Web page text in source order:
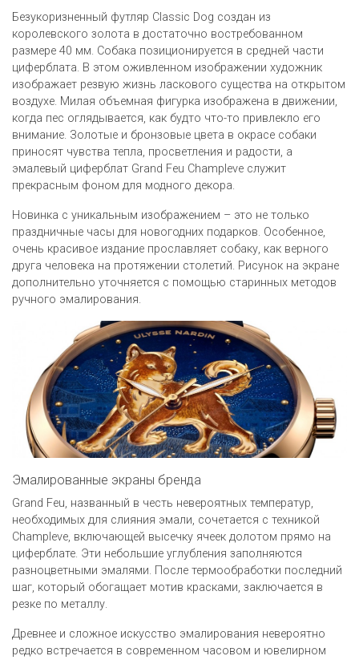
Безукоризненный футляр Classic Dog создан из
королевского золота в достаточно востребованном
размере 40 мм. Собака позиционируется в средней части
циферблата. В этом оживленном изображении художник
изображает резвую жизнь ласкового существа на открытом
воздухе. Милая объемная фигурка изображена в движении,
когда пес оглядывается, как будто что-то привлекло его
внимание. Золотые и бронзовые цвета в окрасе собаки
приносят чувства тепла, просветления и радости, а
эмалевый циферблат Grand Feu Champleve служит
прекрасным фоном для модного декора.
Новинка с уникальным изображением – это не только
праздничные часы для новогодних подарков. Особенное,
очень красивое издание прославляет собаку, как верного
друга человека на протяжении столетий. Рисунок на экране
дополнительно уточняется с помощью старинных методов
ручного эмалирования.
Эмалированные экраны бренда
Grand Feu, названный в честь невероятных температур,
необходимых для слияния эмали, сочетается с техникой
Champleve, включающей высечку ячеек долотом прямо на
циферблате. Эти небольшие углубления заполняются
разноцветными эмалями. После термообработки последний
шаг, который обогащает мотив красками, заключается в
резке по металлу.
Древнее и сложное искусство эмалирования невероятно
редко встречается в современном часовом и ювелирном